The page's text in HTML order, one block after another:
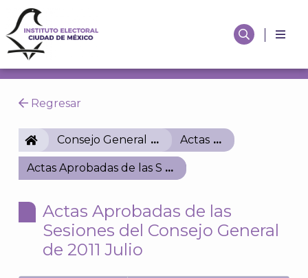
Regresar
IECMConsejo General Actas
Actas Aprobadas de las Sesiones del Consejo
Actas Aprobadas de las
Sesiones del Consejo General
de 2011 Julio